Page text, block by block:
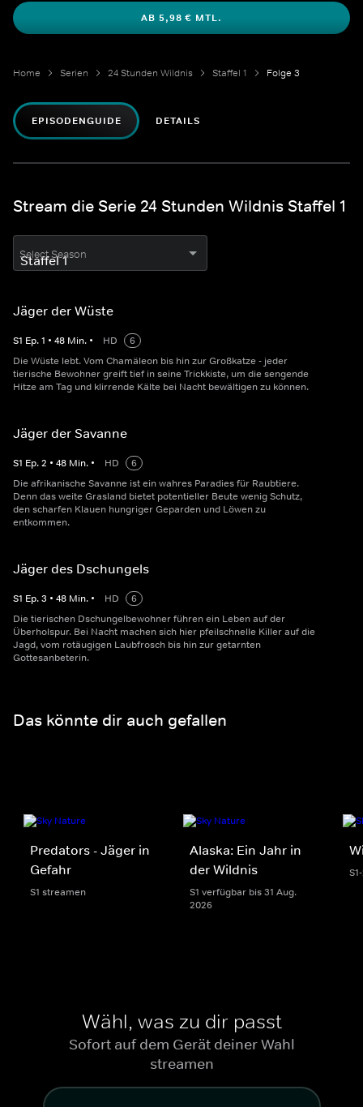
AB 5,98 € MTL.
Home Serien 24 Stunden Wildnis Staffel 1 Folge 3
EPISODENGUIDE DETAILS
Stream die Serie 24 Stunden Wildnis Staffel 1
Select Season
Jäger der Wüste
S1 Ep.1 • 48 Min. • HD
6
Die Wüste lebt. Vom Chamäleon bis hin zur Großkatze - jeder
tierische Bewohner greift tief in seine Trickkiste, um die sengende
Hitze am Tag und klirrende Kälte bei Nacht bewältigen zu können.
Jäger der Savanne
S1 Ep.2 • 48 Min. • HD
6
Die afrikanische Savanne ist ein wahres Paradies für Raubtiere.
Denn das weite Grasland bietet potentieller Beute wenig Schutz,
den scharfen Klauen hungriger Geparden und Löwen zu
entkommen.
Jäger des Dschungels
S1 Ep.3 • 48 Min. • HD
6
Die tierischen Dschungelbewohner führen ein Leben auf der
Überholspur. Bei Nacht machen sich hier pfeilschnelle Killer auf die
Jagd, vom rotäugigen Laubfrosch bis hin zur getarnten
Gottesanbeterin.
Das könnte dir auch gefallen
Predators - Jäger in
Gefahr
S1 streamen
Alaska: Ein Jahr in
der Wildnis
S1 verfügbar bis 31 Aug.
2026
Wähl, was zu dir passt
Sofort auf dem Gerät deiner Wahl
streamen